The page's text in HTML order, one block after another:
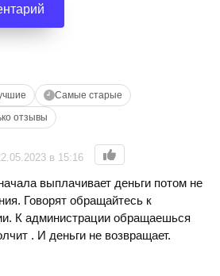
Самые старые
отзывы
в 15:16
выплачивает деньги потом не
Говорят обращайтесь к
К администрации обращаешься
. И деньги не возвращает.